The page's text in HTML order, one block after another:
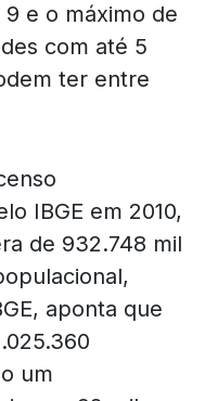
e o máximo de
com até 5
ter entre
IBGE em 2010,
de 932.748 mil
aponta que
um